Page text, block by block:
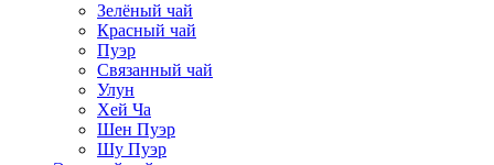
Зелёный чай
Красный чай
Пуэр
Связанный чай
Улун
Хей Ча
Шен Пуэр
Шу Пуэр